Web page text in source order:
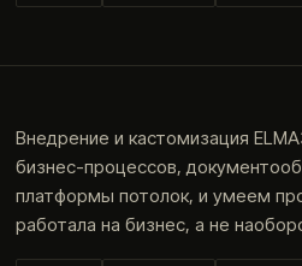
Внедрение и кастомизация
бизнес-процессов,
платформы потолок, и умеем
работала на бизнес, а не